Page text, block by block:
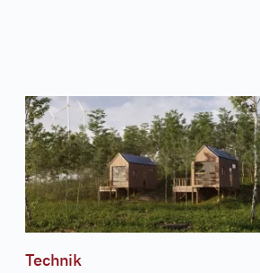
Technik